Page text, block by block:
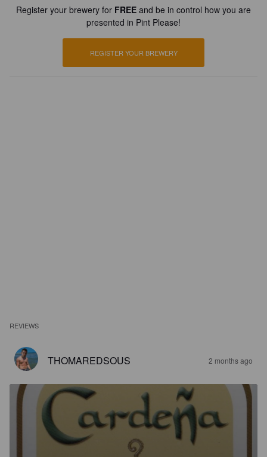
Register your brewery for FREE and be in control how you are
presented in Pint Please!
REGISTER YOUR BREWERY
REVIEWS
THOMAREDSOUS 2 months ago